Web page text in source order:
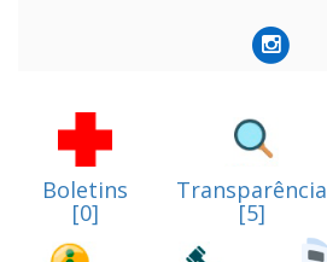
Boletins
[0]
Transparência
[5]